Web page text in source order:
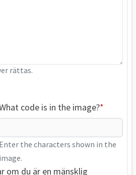
rättas.
code is in the image?
Enter the characters shown in the
image.
om du är en mänsklig